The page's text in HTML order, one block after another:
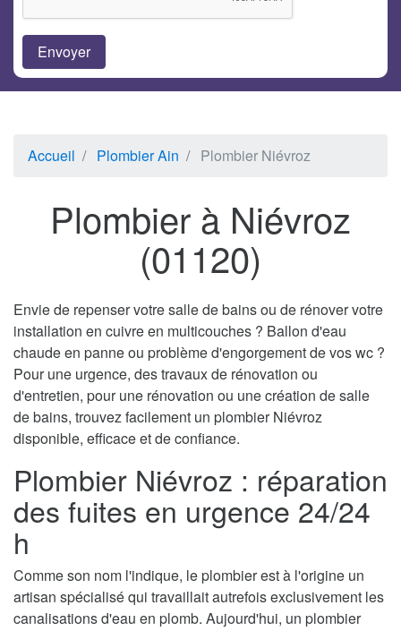
Accueil Plombier Ain Plombier Niévroz
Plombier à Niévroz
(01120)
Envie de repenser votre salle de bains ou de rénover votre
installation en cuivre en multicouches ? Ballon d'eau
chaude en panne ou problème d'engorgement de vos wc ?
Pour une urgence, des travaux de rénovation ou
d'entretien, pour une rénovation ou une création de salle
de bains, trouvez facilement un plombier Niévroz
disponible, efficace et de confiance.
Plombier Niévroz : réparation
des fuites en urgence 24/24
h
Comme son nom l'indique, le plombier est à l'origine un
artisan spécialisé qui travaillait autrefois exclusivement les
canalisations d'eau en plomb. Aujourd'hui, un plombier